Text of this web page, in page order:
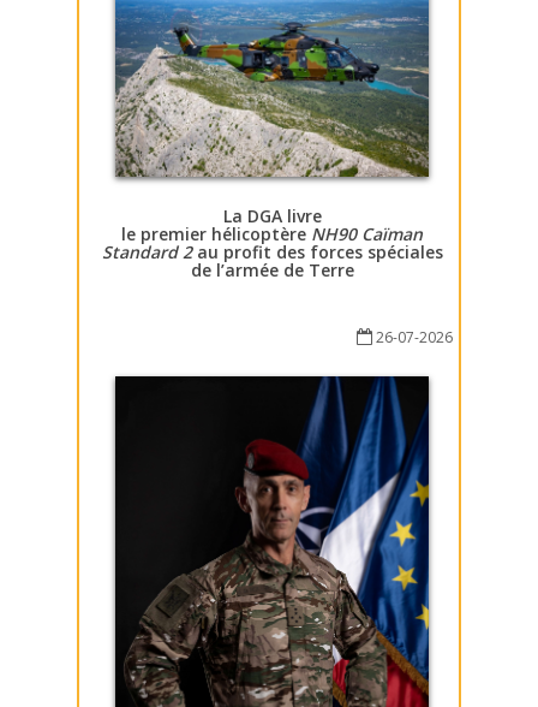
La DGA livre
le premier hélicoptère NH90 Caïman
Standard 2au profit des forces spéciales
de l’armée de Terre
26-07-2026